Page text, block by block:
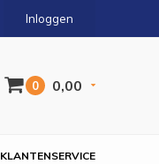
Inloggen
0 0,00
KLANTENSERVICE